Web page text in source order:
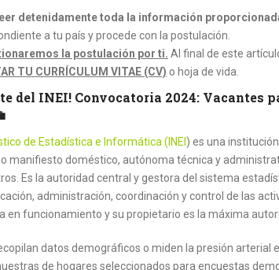
leer detenidamente toda la información
a tu país y procede con la postulación.
la postulación por ti. Al final de este
TU CURRÍCULUM VITAE (CV) o hoja de vida.
del INEI! Convocatoria 2024: Vacantes
de Estadística e Informática (INEI ) es una
manifiesto doméstico, autónoma técnica y
Es la autoridad central y gestora del sistema
administración, coordinación y control de las
en funcionamiento y su propietario es la máxima
datos demográficos o miden la presión arterial
de hogares seleccionados para encuestas